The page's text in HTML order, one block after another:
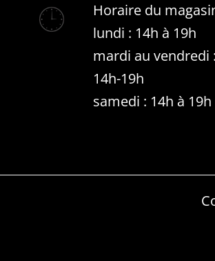
Horaire du
lundi : 14h à 19h
mardi au vendredi
14h-19h
samedi : 14h à 19h